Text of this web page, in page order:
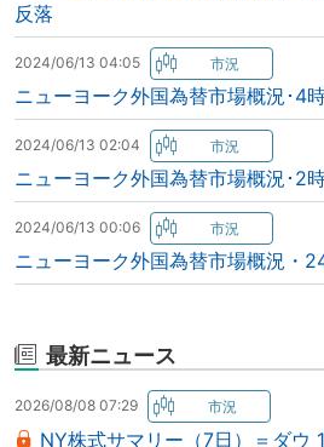
反落
2024/06/13 04:05
ニューヨーク外国為替市場概況･4
2024/06/13 02:04
ニューヨーク外国為替市場概況･2
2024/06/13 00:06
ニューヨーク外国為替市場概況・
最新ニュース
2026/08/08 07:29
NY株式サマリー（7日）＝ダ